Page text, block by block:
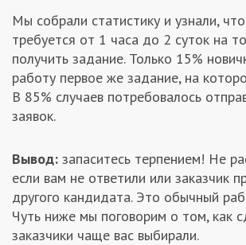
Мы собрали статистику и узнали,
требуется от 1 часа до 2 суток на
получить задание. Только 15%
работу первое же задание, на
В 85% случаев потребовалось
заявок.
Вывод: запаситесь терпением! Не
если вам не ответили или заказчик
другого кандидата. Это обычный
Чуть ниже мы поговорим о том, как
заказчики чаще вас выбирали.